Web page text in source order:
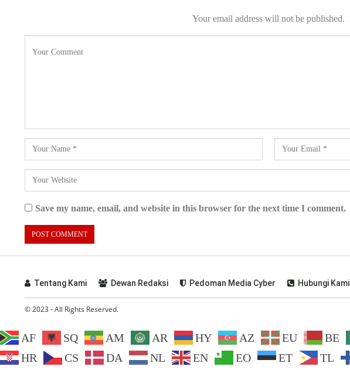
Your email address will not be published.
Save my name, email, and website in this browser for the next time I comment.
Tentang Kami Dewan Redaksi Pedoman Media Cyber Hubungi Kami
© 2023 - All Rights Reserved.
AF SQ AM AR HY AZ EU BE
HR
CS DA NL EN EO ET TL